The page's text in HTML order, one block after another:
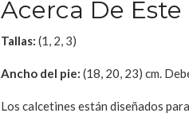
Acerca De
Tallas: (1, 2, 3)
Ancho del pie:(18, 20, 23) cm.
Los calcetines están diseñados